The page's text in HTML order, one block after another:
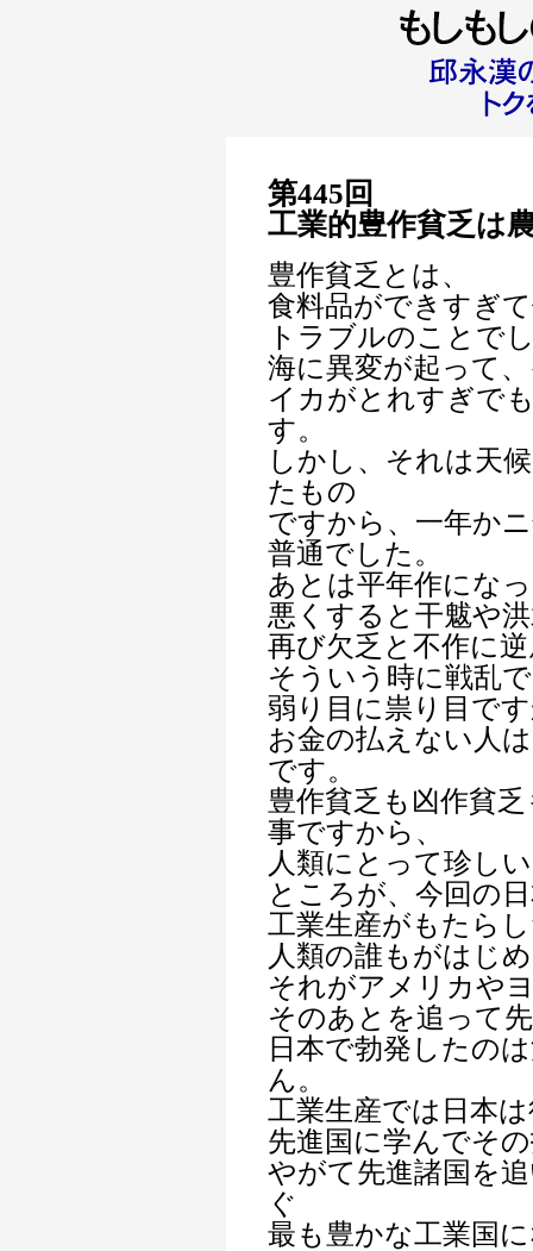
第445回
工業的豊作貧乏は
豊作貧乏とは、
食料品ができすぎ
トラブルのことで
海に異変が起って
イカがとれすぎで
す。
しかし、それは天
たもの
ですから、一年か
普通でした。
あとは平年作にな
悪くすると干魃や
再び欠乏と不作に
そういう時に戦乱
弱り目に祟り目で
お金の払えない人
です。
豊作貧乏も凶作貧
事ですから、
人類にとって珍し
ところが、今回の
工業生産がもたら
人類の誰もがはじ
それがアメリカや
そのあとを追って
日本で勃発したの
ん。
工業生産では日本
先進国に学んでそ
やがて先進諸国を
ぐ
最も豊かな工業国